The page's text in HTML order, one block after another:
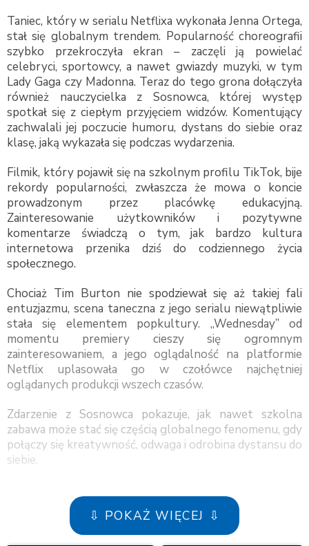
Taniec, który w serialu Netflixa wykonała Jenna Ortega,
stał się globalnym trendem. Popularność choreografii
szybko przekroczyła ekran – zaczęli ją powielać
celebryci, sportowcy, a nawet gwiazdy muzyki, w tym
Lady Gaga czy Madonna. Teraz do tego grona dołączyła
również nauczycielka z Sosnowca, której występ
spotkał się z ciepłym przyjęciem widzów. Komentujący
zachwalali jej poczucie humoru, dystans do siebie oraz
klasę, jaką wykazała się podczas wydarzenia.
Filmik, który pojawił się na szkolnym profilu TikTok, bije
rekordy popularności, zwłaszcza że mowa o koncie
prowadzonym przez placówkę edukacyjną.
Zainteresowanie użytkowników i pozytywne
komentarze świadczą o tym, jak bardzo kultura
internetowa przenika dziś do codziennego życia
społecznego.
Chociaż Tim Burton nie spodziewał się aż takiej fali
entuzjazmu, scena taneczna z jego serialu niewątpliwie
stała się elementem popkultury. „Wednesday” od
momentu premiery cieszy się ogromnym
zainteresowaniem, a jego oglądalność na platformie
Netflix uplasowała go w czołówce najchętniej
oglądanych produkcji wszech czasów.
Zdarzenie z Sosnowca pokazuje, jak nawet szkolna
zabawa może stać się częścią globalnego fenomenu, gdy
połączy się kreatywność, odwaga i odrobina dystansu do
siebie.
⇩ POKAŻ WIĘCEJ ⇩